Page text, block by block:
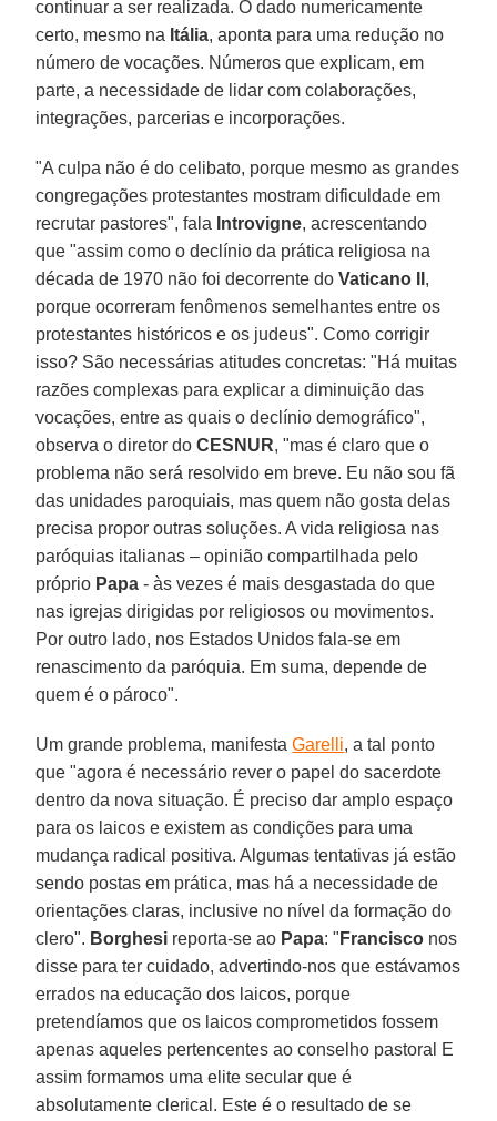
continuar a ser realizada. O dado numericamente
certo, mesmo na Itália, aponta para uma redução no
número de vocações. Números que explicam, em
parte, a necessidade de lidar com colaborações,
integrações, parcerias e incorporações.
"A culpa não é do celibato, porque mesmo as grandes
congregações protestantes mostram dificuldade em
recrutar pastores", fala Introvigne, acrescentando
que "assim como o declínio da prática religiosa na
década de 1970 não foi decorrente doVaticano II ,
porque ocorreram fenômenos semelhantes entre os
protestantes históricos e os judeus". Como corrigir
isso? São necessárias atitudes concretas: "Há muitas
razões complexas para explicar a diminuição das
vocações, entre as quais o declínio demográfico",
observa o diretor doCESNUR, "mas é claro que o
problema não será resolvido em breve. Eu não sou fã
das unidades paroquiais, mas quem não gosta delas
precisa propor outras soluções. A vida religiosa nas
paróquias italianas – opinião compartilhada pelo
próprio Papa - às vezes é mais desgastada do que
nas igrejas dirigidas por religiosos ou movimentos.
Por outro lado, nos Estados Unidos fala-se em
renascimento da paróquia. Em suma, depende de
quem é o pároco".
Um grande problema, manifestaGarelli, a tal ponto
que "agora é necessário rever o papel do sacerdote
dentro da nova situação. É preciso dar amplo espaço
para os laicos e existem as condições para uma
mudança radical positiva. Algumas tentativas já estão
sendo postas em prática, mas há a necessidade de
orientações claras, inclusive no nível da formação do
clero". Borghesi reporta-se ao Papa: " Francisco nos
disse para ter cuidado, advertindo-nos que estávamos
errados na educação dos laicos, porque
pretendíamos que os laicos comprometidos fossem
apenas aqueles pertencentes ao conselho pastoral E
assim formamos uma elite secular que é
absolutamente clerical. Este é o resultado de se